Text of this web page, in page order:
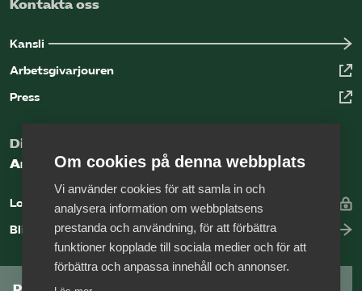
Kontakta oss
Kansli
Arbetsgivarjouren
Press
Digital kunskapsbank för arbetsgivare
Arbetsgivarguiden
Logga in
Bli medlem
Om cookies på denna webbplats
Vi använder cookies för att samla in och
analysera information om webbplatsens
prestanda och användning, för att förbättra
funktioner kopplade till sociala medier och för att
förbättra och anpassa innehåll och annonser.